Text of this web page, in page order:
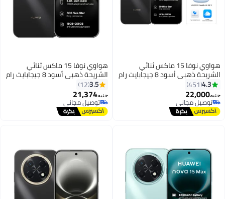
هواوي نوفا 15 ماكس ثنائي
الشريحة ذهبي أسود 8 جيجابايت رام
256 جيجابايت مع سماعات فري بودز
SE 2 مجانية وضمان سنة - النسخة
الشرق أوسطية
4.3
451
جنيه22,000
توصيل مجاني
توصيل مجاني
هواوي نوفا 15 ماكس ثنائي
الشريحة ذهبي أسود 8 جيجابايت رام
256 جيجابايت - النسخة الشرق
أوسطية
3.5
12
جنيه21,374
توصيل مجاني
توصيل مجاني